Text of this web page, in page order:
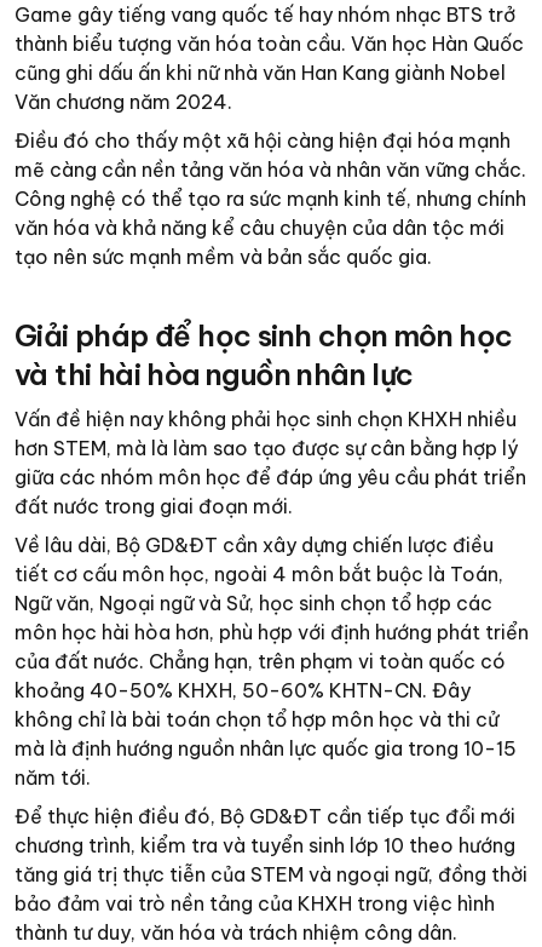
Game gây tiếng vang quốc tế hay nhóm nhạc BTS trở
thành biểu tượng văn hóa toàn cầu. Văn học Hàn Quốc
cũng ghi dấu ấn khi nữ nhà văn Han Kang giành Nobel
Văn chương năm 2024.
Điều đó cho thấy một xã hội càng hiện đại hóa mạnh
mẽ càng cần nền tảng văn hóa và nhân văn vững chắc.
Công nghệ có thể tạo ra sức mạnh kinh tế, nhưng chính
văn hóa và khả năng kể câu chuyện của dân tộc mới
tạo nên sức mạnh mềm và bản sắc quốc gia.
Giải pháp để học sinh chọn môn học
và thi hài hòa nguồn nhân lực
Vấn đề hiện nay không phải học sinh chọn KHXH nhiều
hơn STEM, mà là làm sao tạo được sự cân bằng hợp lý
giữa các nhóm môn học để đáp ứng yêu cầu phát triển
đất nước trong giai đoạn mới.
Về lâu dài, Bộ GD&ĐT cần xây dựng chiến lược điều
tiết cơ cấu môn học, ngoài 4 môn bắt buộc là Toán,
Ngữ văn, Ngoại ngữ và Sử, học sinh chọn tổ hợp các
môn học hài hòa hơn, phù hợp với định hướng phát triển
của đất nước. Chẳng hạn, trên phạm vi toàn quốc có
khoảng 40-50% KHXH, 50-60% KHTN-CN. Đây
không chỉ là bài toán chọn tổ hợp môn học và thi cử
mà là định hướng nguồn nhân lực quốc gia trong 10-15
năm tới.
Để thực hiện điều đó, Bộ GD&ĐT cần tiếp tục đổi mới
chương trình, kiểm tra và tuyển sinh lớp 10 theo hướng
tăng giá trị thực tiễn của STEM và ngoại ngữ, đồng thời
bảo đảm vai trò nền tảng của KHXH trong việc hình
thành tư duy, văn hóa và trách nhiệm công dân.